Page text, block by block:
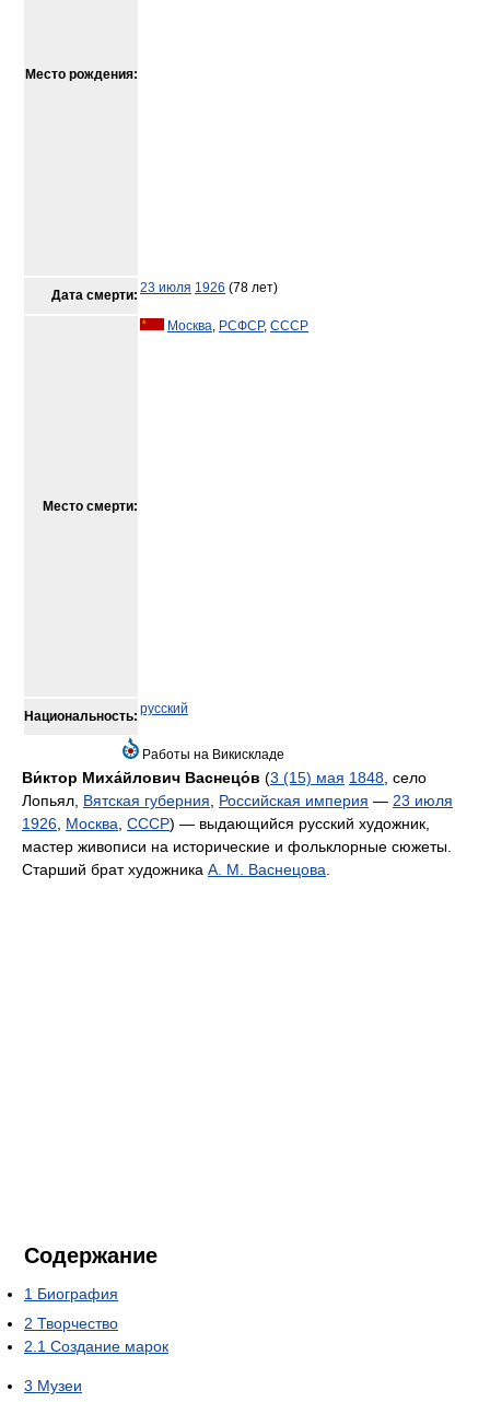
Место рождения:
Дата смерти: 23 июля 1926 (78 лет)
Место смерти:
Москва, РСФСР, СССР
Национальность: русский
Работы на Викискладе
Ви́ктор Миха́йлович Васнецо́в (3 (15) мая 1848 , село
Лопьял, Вятская губерния Российская империя — 23 июля
1926 Москва СССР) — выдающийся русский художник,
мастер живописи на исторические и фольклорные сюжеты.
Старший брат художника А. М. Васнецова
Содержание
1 Биография
2 Творчество
2.1 Создание марок
3 Музеи